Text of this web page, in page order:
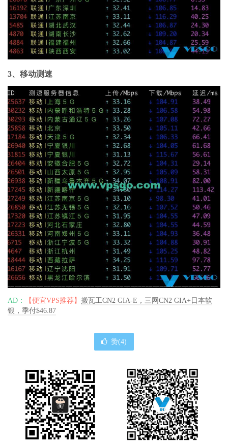
3、移动测速
AD： 【便宜VPS推荐】 搬瓦工CN2 GIA-E，三网CN2 GIA+日本软
银，季付$46.87
赞(4)